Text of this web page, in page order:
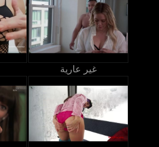
غير عارية